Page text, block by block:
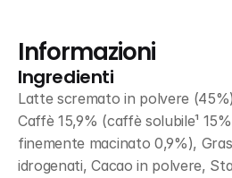
Informazioni
Ingredienti
Latte scremato in polvere
Caffè 15,9% (caffè solubile¹
finemente macinato 0,9%),
idrogenati, Cacao in polvere,